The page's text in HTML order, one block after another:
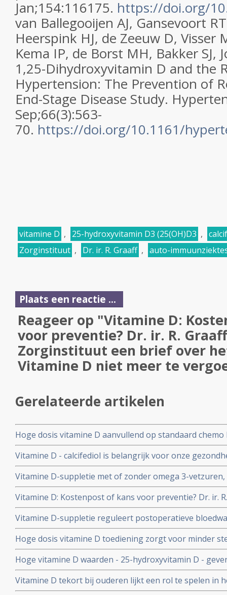
Jan;154:116175. https://doi.org/
van Ballegooijen AJ, Gansevoort
Heerspink HJ, de Zeeuw D, Visser
Kema IP, de Borst MH, Bakker SJ,
1,25-Dihydroxyvitamin D and the
Hypertension: The Prevention of
End-Stage Disease Study.
Sep;66(3):563-
70. https://doi.org/10.1161/
vitamine D , 25-hydroxyvitamin D3 (25(OH)D3 ,
Zorginstituut , Dr. ir. R. Graaff , auto-
Plaats een reactie ...
Reageer op "Vitamine D:
voor preventie? Dr. ir. R.
Zorginstituut een brief over
Vitamine D niet meer te
Gerelateerde artikelen
Hoge dosis vitamine D aanvullend op standaard
onbehandelde uitgezaaide darmkanker geeft klein
aanvullend normale dosis vitamine D copy 1
Vitamine D - calcifediol is belangrijk voor onze
uit nieuwe studiepublicaties.
Vitamine D-suppletie met of zonder omega 3-
immuunziekten met 22 procent, terwijl omega 3-
vitamine D het aantal auto-immuunziekten met 15
Vitamine D: Kostenpost of kans voor preventie? Dr. ir.
Zorginstituut een brief over het besluit Vitamine D niet
Vitamine D-suppletie reguleert postoperatieve
met spijsverteringskanker en verbetert sterk de
de hoogste PD-L1 waarden
Hoge dosis vitamine D toediening zorgt voor minder
zieke mensen en 15 procent verschil op
Hoge vitamine D waarden - 25-hydroxyvitamin D -
overleving (35 to 50 procent) en ziektevrije tijd voor
van kanker.
Vitamine D tekort bij ouderen lijkt een rol te spelen in